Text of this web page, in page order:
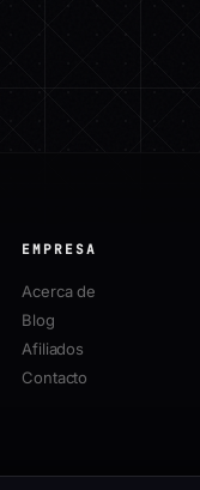
EMPRESA
Acerca de
Blog
Afiliados
Contacto